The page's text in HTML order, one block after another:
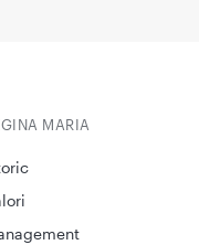
MARIA